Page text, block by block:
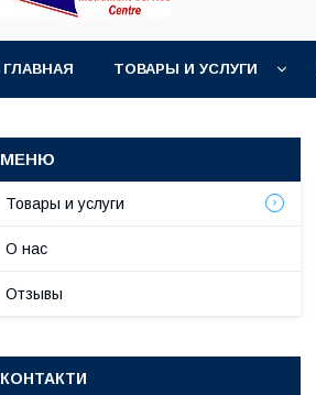
ГЛАВНАЯ ТОВАРЫ И УСЛУГИ
Товары и услуги
О нас
Отзывы
КОНТАКТИ